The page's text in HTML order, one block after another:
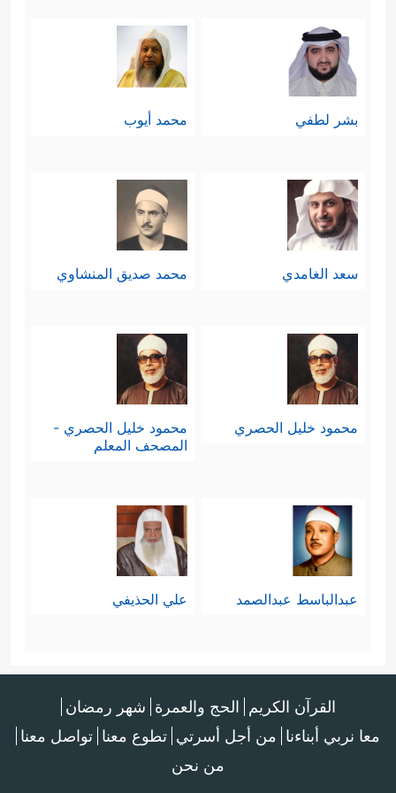
لَمَیِّتُونَ
ثُمَّ إِنَّكُمۡ یَوۡمَ ٱلۡقِیَـٰمَةِ تُبۡعَثُونَ﴾
جاءت الآيات الأخرى في هذا المقطع
لتذكِّر بآلاء الله ونعمائه؛ تثبيتًا لهذا
الإيمان، وتعميقًا لآثاره المنشُودة في
ثامنًا: مع هذه الصفات جاء تأكيد العاقبة
التي تنتظر هؤلاء المؤمنين
ٱلۡمُؤۡمِنُونَ﴾وهذه نتيجة مطلقة وشاملة
لكلِّ مفردات الفلاح الدنيوية والأخروية،
ثم خصَّ الأخروية بمزيدٍ مِن التوضيح
والتأكيد﴿أُوْلَــٰۤىِٕكَ هُمُ ٱلۡوَ ٰ⁠رِثُونَ﴿١٠﴾
ٱلَّذِینَ یَرِثُونَ
بشر لطفي محمد أيوب
سعد الغامدي محمد صديق المنشاوي
محمود خليل الحصري
محمود خليل الحصري -
المصحف المعلم
عبدالباسط عبدالصمد علي الحذيفي
القرآن الكريم الحج والعمرة شهر رمضان
معا نربي أبناءنا من أجل أسرتي تطوع معنا تواصل معنا
من نحن